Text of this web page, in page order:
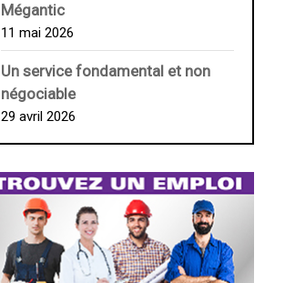
Mégantic
11 mai 2026
Un service fondamental et non
négociable
29 avril 2026